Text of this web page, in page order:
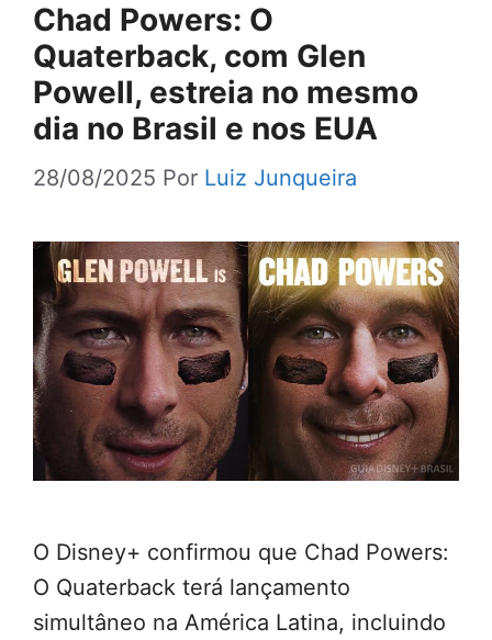
Chad Powers: O
Quaterback, com Glen
Powell, estreia no mesmo
dia no Brasil e nos EUA
28/08/2025 Por Luiz Junqueira
O Disney+ confirmou que Chad Powers:
O Quaterback terá lançamento
simultâneo na América Latina, incluindo